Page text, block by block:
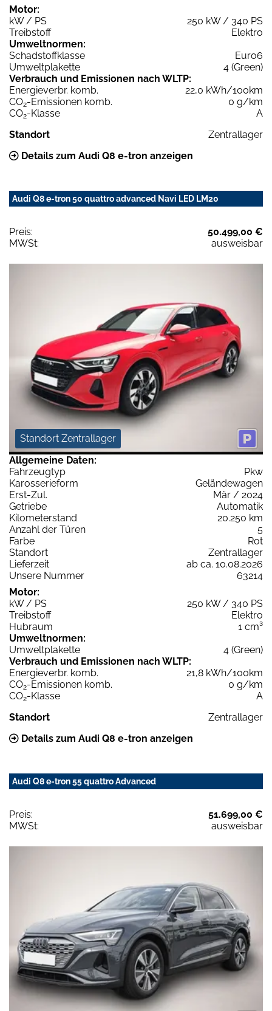
Motor:
kW / PS
250 kW / 340 PS
Treibstoff
Elektro
Umweltnormen:
Schadstoffklasse
Euro6
Umweltplakette
4 (Green)
Verbrauch und Emissionen nach WLTP:
Energieverbr. komb.
22,0 kWh/100km
CO2-Emissionen komb.
0 g/km
CO2-Klasse
A
Standort
Zentrallager
Details zum Audi Q8 e-tron anzeigen
Audi Q8 e-tron 50 quattro advanced Navi LED LM20
Preis:
50.499,00 €
MWSt:
ausweisbar
Standort Zentrallager
Allgemeine Daten:
Fahrzeugtyp
Pkw
Karosserieform
Geländewagen
Erst-Zul.
Mär / 2024
Getriebe
Automatik
Kilometerstand
20.250 km
Anzahl der Türen
5
Farbe
Rot
Standort
Zentrallager
Lieferzeit
ab ca. 10.08.2026
Unsere Nummer
63214
Motor:
kW / PS
250 kW / 340 PS
Treibstoff
Elektro
Hubraum
1 cm³
Umweltnormen:
Umweltplakette
4 (Green)
Verbrauch und Emissionen nach WLTP:
Energieverbr. komb.
21,8 kWh/100km
CO2-Emissionen komb.
0 g/km
CO2-Klasse
A
Standort
Zentrallager
Details zum Audi Q8 e-tron anzeigen
Audi Q8 e-tron 55 quattro Advanced
Preis:
51.699,00 €
MWSt:
ausweisbar